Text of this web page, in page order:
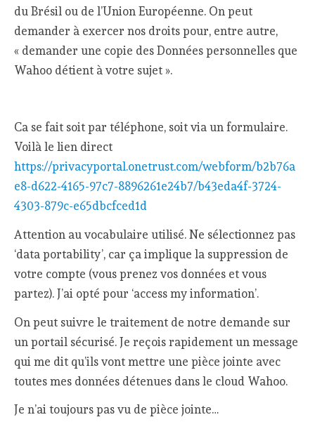
du Brésil ou de l’Union Européenne. On peut
demander à exercer nos droits pour, entre autre,
« demander une copie des Données personnelles que
Wahoo détient à votre sujet ».
Ca se fait soit par téléphone, soit via un formulaire.
Voilà le lien direct
https://privacyportal.onetrust.com/webform/b2b76a
e8-d622-4165-97c7-8896261e24b7/b43eda4f-3724-
4303-879c-e65dbcfced1d
Attention au vocabulaire utilisé. Ne sélectionnez pas
‘data portability’, car ça implique la suppression de
votre compte (vous prenez vos données et vous
partez). J’ai opté pour ‘access my information’.
On peut suivre le traitement de notre demande sur
un portail sécurisé. Je reçois rapidement un message
qui me dit qu’ils vont mettre une pièce jointe avec
toutes mes données détenues dans le cloud Wahoo.
Je n’ai toujours pas vu de pièce jointe…